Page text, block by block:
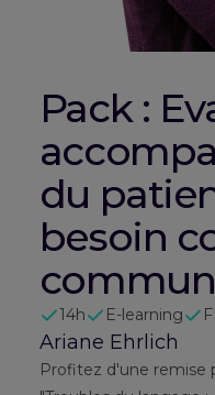
Pack :
du
besoin
14h E-learning
Ariane Ehrlich
Profitez d'une remise